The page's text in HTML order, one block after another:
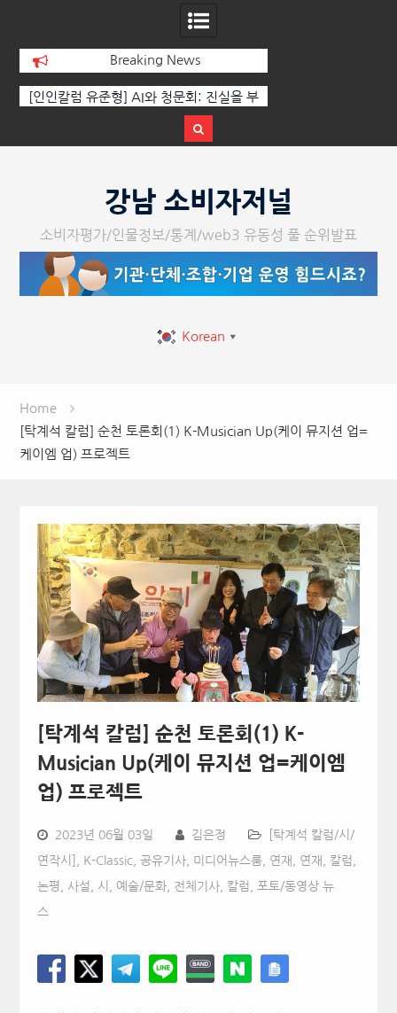
Breaking News
‘K-AI 아트 거장’ 장인보 감독, Ai 기술에
페스티벌’ 성황리에 막 내려
강남 소비자저널
소비자평가/인물정보/통계/web3 유동성 풀 순위발표
Korean ▼
Home
[탁계석 칼럼] 순천 토론회(1) K-Musician Up(케이 뮤지션 업=
케이엠 업) 프로젝트
[탁계석 칼럼] 순천 토론회(1) K-
Musician Up(케이 뮤지션 업=케이엠
업) 프로젝트
2023년 06월 03일 김은정 [탁계석 칼럼/시/
연작시] K-Classic, 공유기사, 미디어뉴스룸, 연재 연재, 칼럼,
논평, 사설, 시 예술/문화, 전체기사, 칼럼 포토/동영상 뉴
스